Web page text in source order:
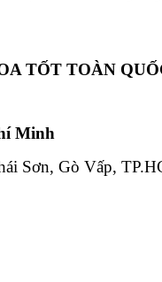
TỐT TOÀN
Gò Vấp,
HN - 12